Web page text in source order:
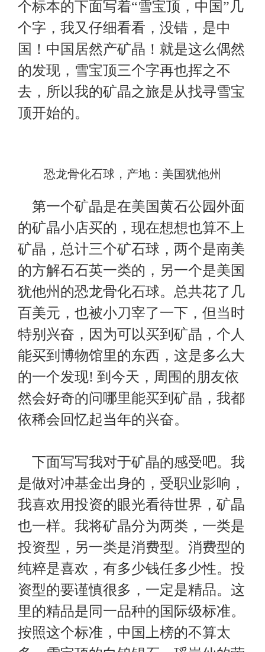
个标本的下面写着“雪宝顶，中国”几
个字，我又仔细看看，没错，是中
国！中国居然产矿晶！就是这么偶然
的发现，雪宝顶三个字再也挥之不
去，所以我的矿晶之旅是从找寻雪宝
顶开始的。
恐龙骨化石球，产地：美国犹他州
第一个矿晶是在美国黄石公园外面
的矿晶小店买的，现在想想也算不上
矿晶，总计三个矿石球，两个是南美
的方解石石英一类的，另一个是美国
犹他州的恐龙骨化石球。总共花了几
百美元，也被小刀宰了一下，但当时
特别兴奋，因为可以买到矿晶，个人
能买到博物馆里的东西，这是多么大
的一个发现! 到今天，周围的朋友依
然会好奇的问哪里能买到矿晶，我都
依稀会回忆起当年的兴奋。
下面写写我对于矿晶的感受吧。我
是做对冲基金出身的，受职业影响，
我喜欢用投资的眼光看待世界，矿晶
也一样。我将矿晶分为两类，一类是
投资型，另一类是消费型。消费型的
纯粹是喜欢，有多少钱任多少性。投
资型的要谨慎很多，一定是精品。这
里的精品是同一品种的国际级标准。
按照这个标准，中国上榜的不算太